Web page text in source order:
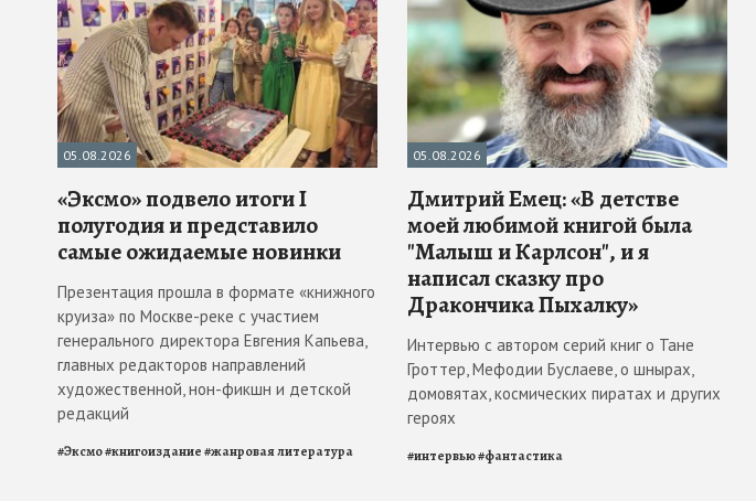
05.08.2026
«Эксмо» подвело итоги I
полугодия и представило
самые ожидаемые новинки
Презентация прошла в формате «книжного
круиза» по Москве-реке с участием
генерального директора Евгения Капьева,
главных редакторов направлений
художественной, нон-фикшн и детской
редакций
#Эксмо#книгоиздание#жанровая литература
05.08.2026
Дмитрий Емец: «В детстве
моей любимой книгой была
"Малыш и Карлсон", и я
написал сказку про
Дракончика Пыхалку»
Интервью с автором серий книг о Тане
Гроттер, Мефодии Буслаеве, о шнырах,
домовятах, космических пиратах и других
героях
#интервью#фантастика